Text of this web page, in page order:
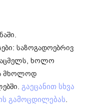
საზოგადოებრივ
ხოლო
მხოლოდ
გაეცანით სხვა
გამოცდილებას.